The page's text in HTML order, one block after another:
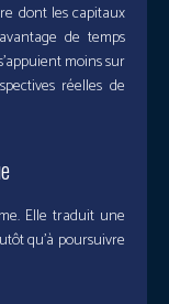
dont les capitaux
de temps
moins sur
réelles de
Elle traduit une
qu’à poursuivre